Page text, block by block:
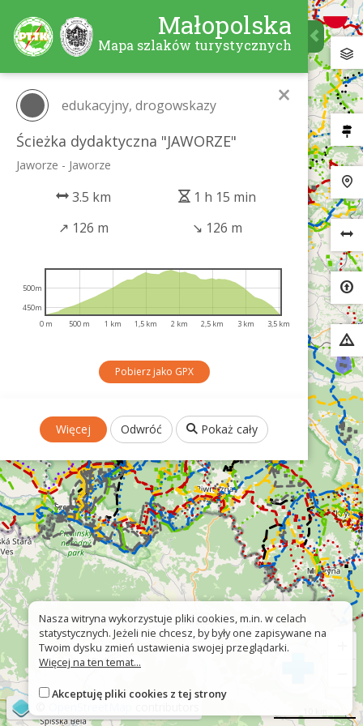
Małopolska
Mapa szlaków turystycznych
×
edukacyjny, drogowskazy
Ścieżka dydaktyczna "JAWORZE"
Jaworze - Jaworze
3.5 km
1 h 15 min
↗ 126 m ↘ 126 m
0 m 500 m 1 km 1,5 km 2 km 2,5 km 3 km 3,5 km
450m
500m
Pobierz jako GPX
Więcej Odwróć Pokaż cały
Nasza witryna wykorzystuje pliki cookies, m.in. w celach
statystycznych. Jeżeli nie chcesz, by były one zapisywane na
Twoim dysku zmień ustawienia swojej przeglądarki.
Więcej na ten temat...
Akceptuję pliki cookies z tej strony